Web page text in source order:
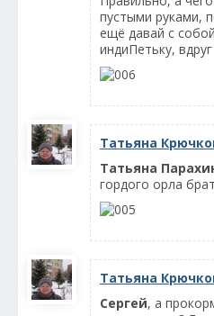
пустыми руками,
ещё давай с
индиПетьку,
Татьяна
Татьяна
гордого орла
Татьяна
Сергей, а